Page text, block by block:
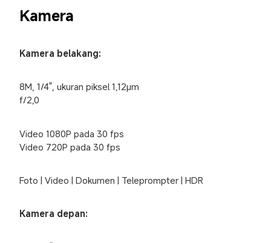
Kamera
Kamera belakang:
8M, 1/4", ukuran piksel 1,12μm
f/2,0
Video 1080P pada 30 fps
Video 720P pada 30 fps
Foto | Video | Dokumen | Teleprompter | HDR
Kamera depan: